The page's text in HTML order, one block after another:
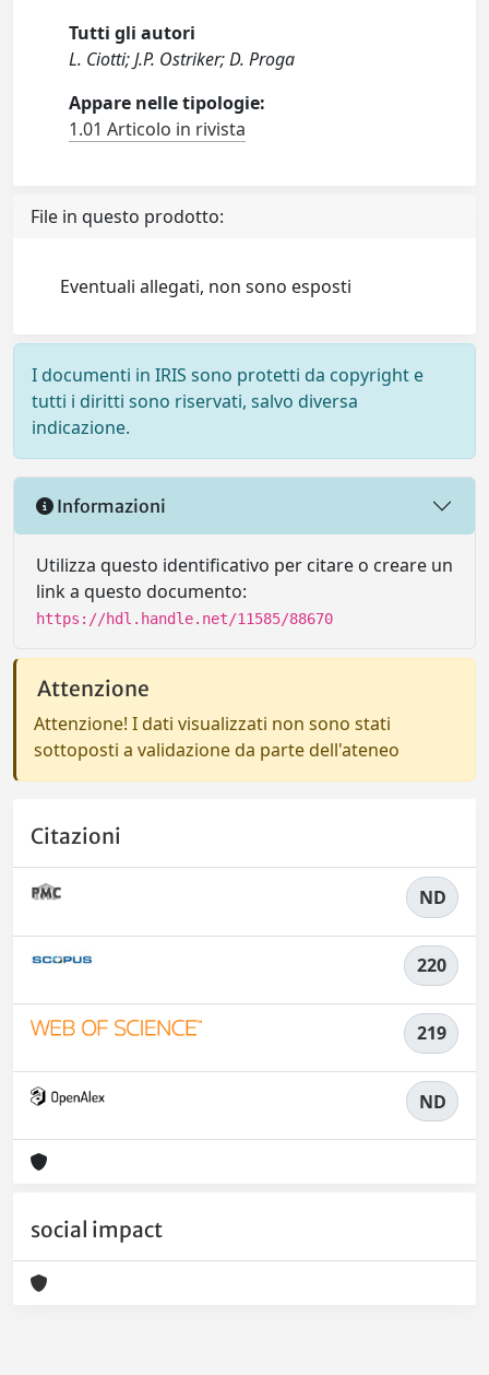
Tutti gli autori
L. Ciotti; J.P. Ostriker; D. Proga
Appare nelle tipologie:
1.01 Articolo in rivista
File in questo prodotto:
Eventuali allegati, non sono esposti
I documenti in IRIS sono protetti da copyright e
tutti i diritti sono riservati, salvo diversa
indicazione.
Informazioni
Utilizza questo identificativo per citare o creare un
link a questo documento:
https://hdl.handle.net/11585/88670
Attenzione
Attenzione! I dati visualizzati non sono stati
sottoposti a validazione da parte dell'ateneo
Citazioni
ND
220
219
ND
social impact